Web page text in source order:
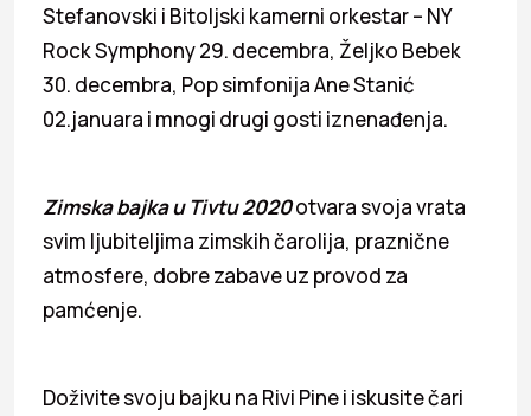
Stefanovski i Bitoljski kamerni orkestar – NY
Rock Symphony 29. decembra, Željko Bebek
30. decembra, Pop simfonija Ane Stanić
02.januara i mnogi drugi gosti iznenađenja.
Zimska bajka u Tivtu 2020otvara svoja vrata
svim ljubiteljima zimskih čarolija, praznične
atmosfere, dobre zabave uz provod za
pamćenje.
Doživite svoju bajku na Rivi Pine i iskusite čari